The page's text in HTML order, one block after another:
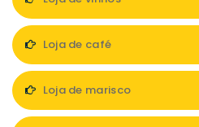
Loja de café
Loja de marisco